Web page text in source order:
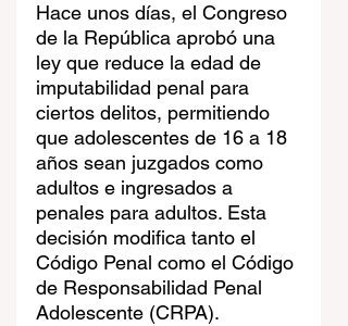
Hace unos días, el Congreso
de la República aprobó una
ley que reduce la edad de
imputabilidad penal para
ciertos delitos, permitiendo
que adolescentes de 16 a 18
años sean juzgados como
adultos e ingresados a
penales para adultos. Esta
decisión modifica tanto el
Código Penal como el Código
de Responsabilidad Penal
Adolescente (CRPA).